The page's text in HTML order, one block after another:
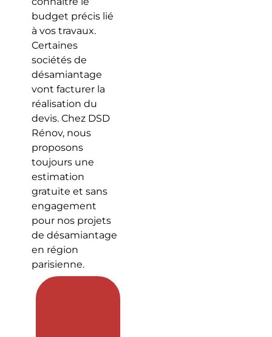
budget précis lié
à vos travaux.
Certaines
sociétés de
désamiantage
vont facturer la
réalisation du
devis. Chez DSD
Rénov, nous
proposons
toujours une
estimation
gratuite et sans
engagement
pour nos projets
de désamiantage
en région
parisienne.